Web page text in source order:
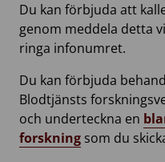
Du kan förbjuda att
genom meddela detta
ringa infonumret.
Du kan förbjuda
Blodtjänsts
och underteckna en
forskning som du